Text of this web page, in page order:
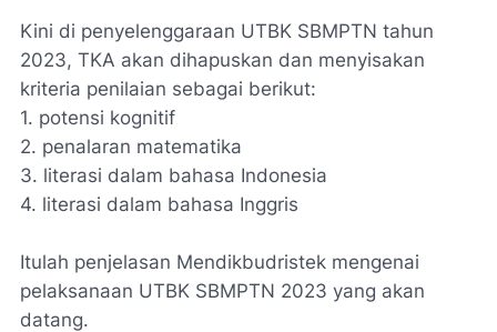
Kini di penyelenggaraan UTBK SBMPTN tahun
2023, TKA akan dihapuskan dan menyisakan
kriteria penilaian sebagai berikut:
1. potensi kognitif
2. penalaran matematika
3. literasi dalam bahasa Indonesia
4. literasi dalam bahasa Inggris
Itulah penjelasan Mendikbudristek mengenai
pelaksanaan UTBK SBMPTN 2023 yang akan
datang.